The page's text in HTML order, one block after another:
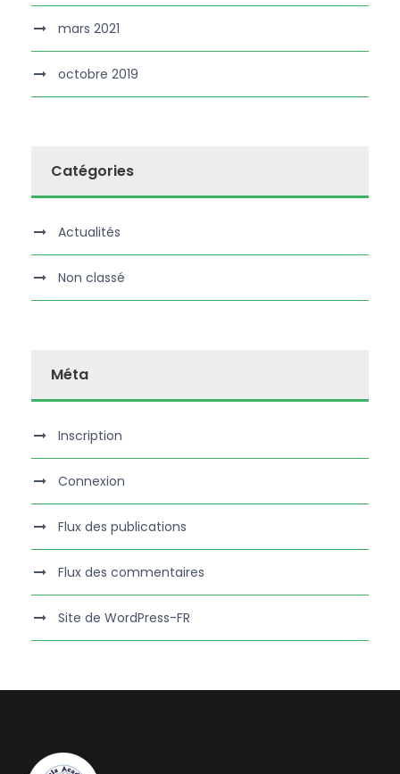
mars 2021
octobre 2019
Catégories
Actualités
Non classé
Méta
Inscription
Connexion
Flux des publications
Flux des commentaires
Site de WordPress-FR